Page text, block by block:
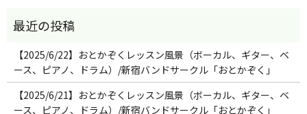
【2025/6/22】おとかぞくレッスン風景（ボーカル、ギター、ベ
ース、ピアノ、ドラム）/新宿バンドサークル「おとかぞく」
【2025/6/21】おとかぞくレッスン風景（ボーカル、ギター、ベ
ース、ピアノ、ドラム）/新宿バンドサークル「おとかぞく」